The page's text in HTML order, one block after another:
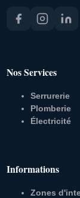
Nos Services
Serrurerie
Plomberie
Électricité
Informations
Zones